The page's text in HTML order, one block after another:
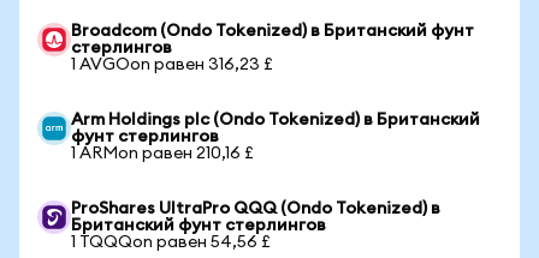
Broadcom (Ondo Tokenized) в Британский фунт
стерлингов
1 AVGOon равен 316,23 £
Arm Holdings plc (Ondo Tokenized) в Британский
фунт стерлингов
1 ARMon равен 210,16 £
ProShares UltraPro QQQ (Ondo Tokenized) в
Британский фунт стерлингов
1 TQQQon равен 54,56 £